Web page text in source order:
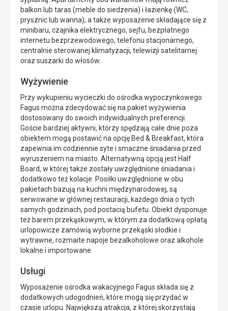
balkon lub taras (meble do siedzenia) i łazienkę (WC,
prysznic lub wanna), a także wyposażenie składające się z
minibaru, czajnika elektrycznego, sejfu, bezpłatnego
internetu bezprzewodowego, telefonu stacjonarnego,
centralnie sterowanej klimatyzacji, telewizji satelitarnej
oraz suszarki do włosów.
Wyżywienie
Przy wykupieniu wycieczki do ośrodka wypoczynkowego
Fagus można zdecydować się na pakiet wyżywienia
dostosowany do swoich indywidualnych preferencji.
Goście bardziej aktywni, którzy spędzają całe dnie poza
obiektem mogą postawić na opcję Bed & Breakfast, która
zapewnia im codziennie syte i smaczne śniadania przed
wyruszeniem na miasto. Alternatywną opcją jest Half
Board, w której także zostały uwzględnione śniadania i
dodatkowo też kolacje. Posiłki uwzględnione w obu
pakietach bazują na kuchni międzynarodowej, są
serwowane w głównej restauracji, każdego dnia o tych
samych godzinach, pod postacią bufetu. Obiekt dysponuje
też barem przekąskowym, w którym za dodatkową opłatą
urlopowicze zamówią wyborne przekąski słodkie i
wytrawne, rozmaite napoje bezalkoholowe oraz alkohole
lokalne i importowane.
Usługi
Wyposażenie ośrodka wakacyjnego Fagus składa się z
dodatkowych udogodnień, które mogą się przydać w
czasie urlopu. Największą atrakcja, z której skorzystają